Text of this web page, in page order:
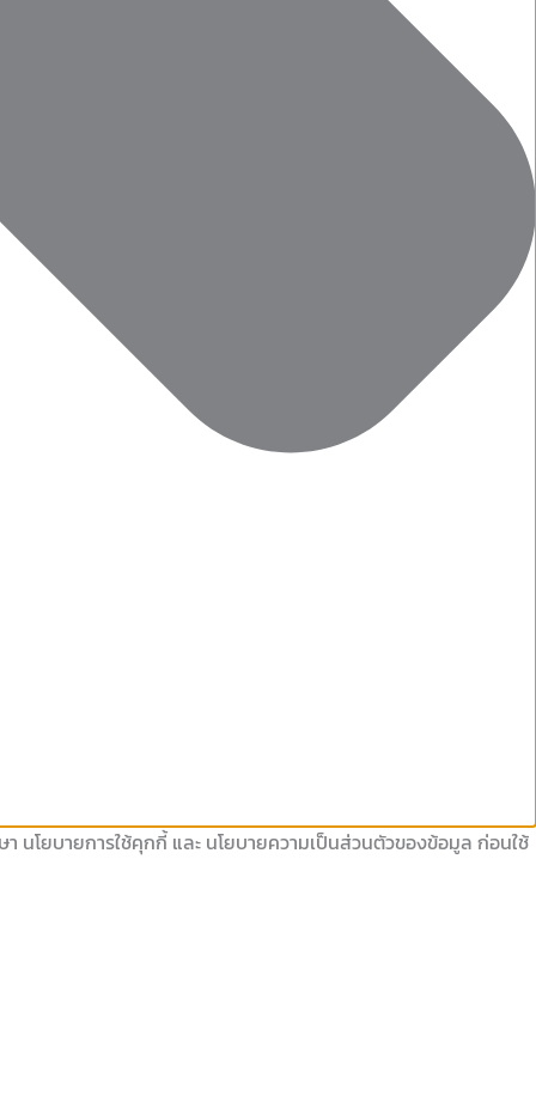
นโยบายการใช้คุกกี้ และ นโยบายความเป็นส่วนตัวของข้อมูล ก่อนใช้